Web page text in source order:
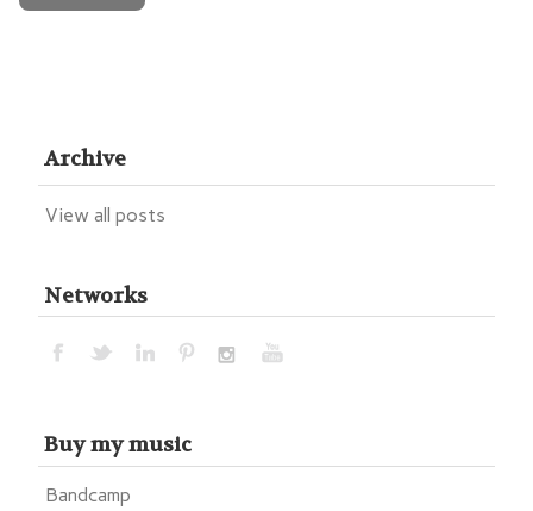
Archive
View all posts
Networks
Buy my music
Bandcamp